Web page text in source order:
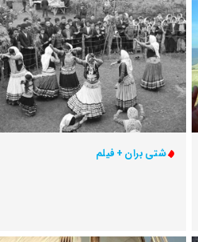
شتی بران + فیلم